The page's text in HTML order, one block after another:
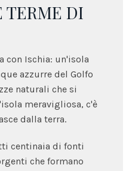
TERME DI
con Ischia: un'isola
azzurre del Golfo
naturali che si
meravigliosa, c'è
dalla terra.
centinaia di fonti
che formano